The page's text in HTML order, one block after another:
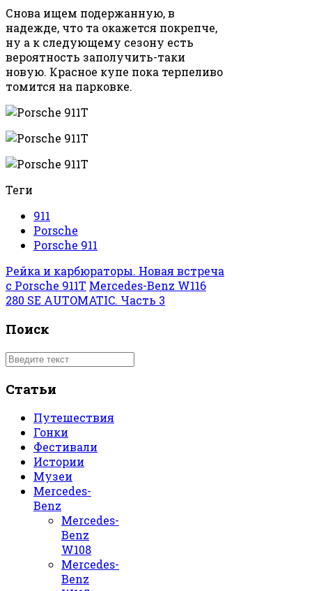
Снова ищем подержанную, в
надежде, что та окажется покрепче,
ну а к следующему сезону есть
вероятность заполучить-таки
новую. Красное купе пока терпеливо
томится на парковке.
Теги
911
Porsche
Porsche 911
Рейка и карбюраторы. Новая встреча
с Porsche 911T Mercedes-Benz W116
280 SE AUTOMATIC. Часть 3
Поиск
Статьи
Путешествия
Гонки
Фестивали
Истории
Музеи
Mercedes-
Benz
Mercedes-
Benz
W108
Mercedes-
Benz